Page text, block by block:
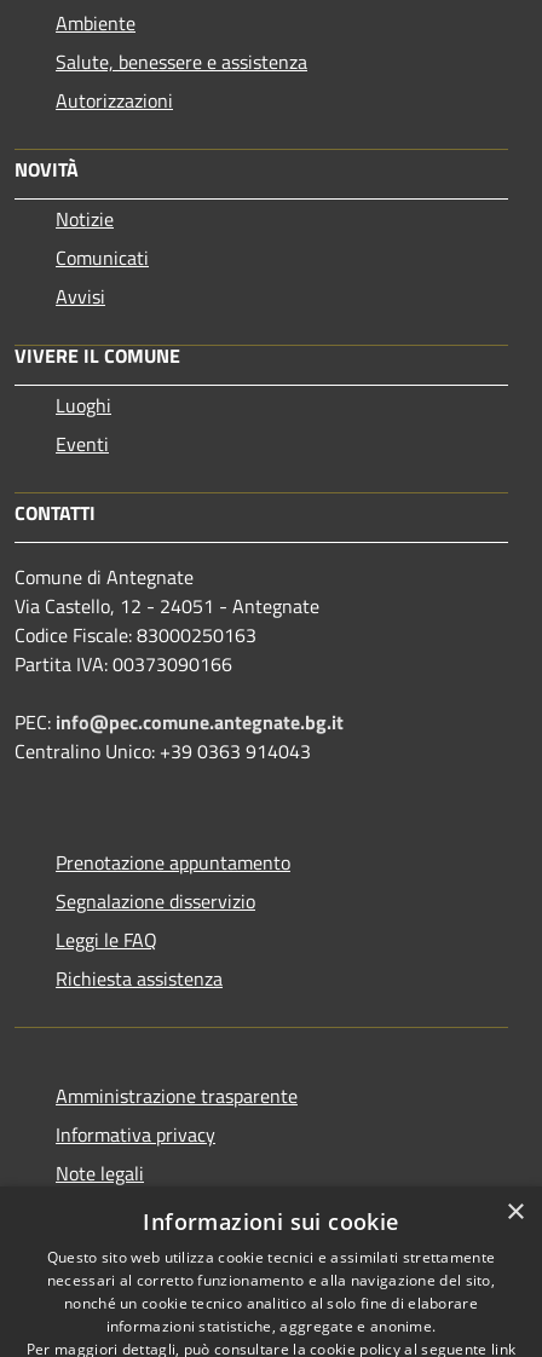
Ambiente
Salute, benessere e assistenza
Autorizzazioni
NOVITÀ
Notizie
Comunicati
Avvisi
VIVERE IL COMUNE
Luoghi
Eventi
CONTATTI
Comune di Antegnate
Via Castello, 12 - 24051 - Antegnate
Codice Fiscale: 83000250163
Partita IVA: 00373090166
PEC: info@pec.comune.antegnate.bg.it
Centralino Unico: +39 0363 914043
Prenotazione appuntamento
Segnalazione disservizio
Leggi le FAQ
Richiesta assistenza
Amministrazione trasparente
Informativa privacy
Note legali
Dichiarazione di accessibilità
Copyright © 2026 • Comune di
×
Informazioni sui cookie
Questo sito web utilizza cookie tecnici e assimilati strettamente
necessari al corretto funzionamento e alla navigazione del sito,
nonché un cookie tecnico analitico al solo fine di elaborare
informazioni statistiche, aggregate e anonime.
Per maggiori dettagli, può consultare la cookie policy al seguente link